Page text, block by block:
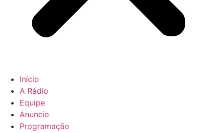
Início
A Rádio
Equipe
Anuncie
Programação